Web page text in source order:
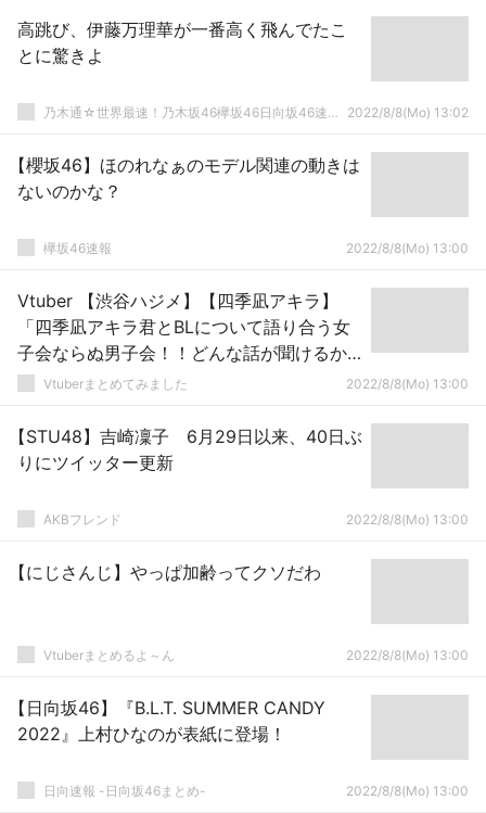
高跳び、伊藤万理華が一番高く飛んでたこ
とに驚きよ
乃木通☆世界最速！乃木坂46欅坂46日向坂46速報まとめ 2022/8/8(Mo) 13:02
【櫻坂46】ほのれなぁのモデル関連の動きは
ないのかな？
欅坂46速報 2022/8/8(Mo) 13:00
Vtuber 【渋谷ハジメ】【四季凪アキラ】
「四季凪アキラ君とBLについて語り合う女
子会ならぬ男子会！！どんな話が聞けるか
今からワクワク！！！」←次のハジメ係は
ウキウキやなｗｗｗ
Vtuberまとめてみました 2022/8/8(Mo) 13:00
【STU48】吉崎凜子 6月29日以来、40日ぶ
りにツイッター更新
AKBフレンド 2022/8/8(Mo) 13:00
【にじさんじ】やっぱ加齢ってクソだわ
Vtuberまとめるよ～ん 2022/8/8(Mo) 13:00
【日向坂46】『B.L.T. SUMMER CANDY
2022』上村ひなのが表紙に登場！
日向速報 -日向坂46まとめ- 2022/8/8(Mo) 13:00